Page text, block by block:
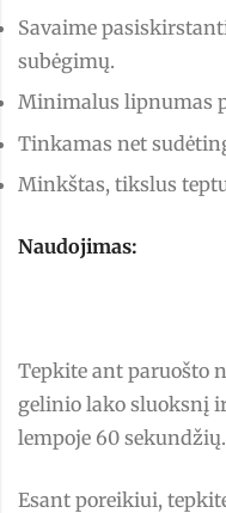
Savaime
subėgimų.
Minimalus lipnumas
Tinkamas net
Minkštas, tikslus
Naudojimas:
Tepkite ant paruošto
gelinio lako sluoksnį
lempoje 60 sekundžių.
Esant poreikiui,